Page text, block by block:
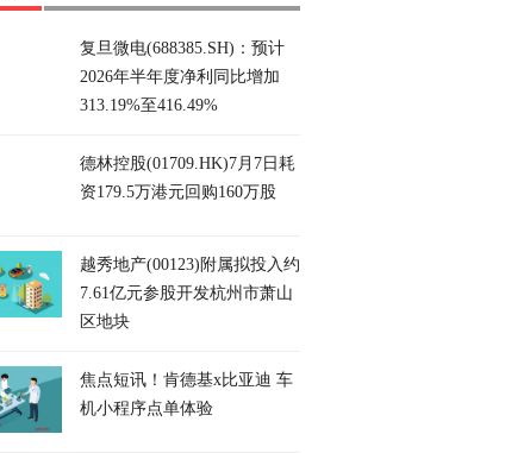
复旦微电(688385.SH)：预计
2026年半年度净利同比增加
313.19%至416.49%
德林控股(01709.HK)7月7日耗
资179.5万港元回购160万股
越秀地产(00123)附属拟投入约
7.61亿元参股开发杭州市萧山
区地块
焦点短讯！肯德基x比亚迪 车
机小程序点单体验